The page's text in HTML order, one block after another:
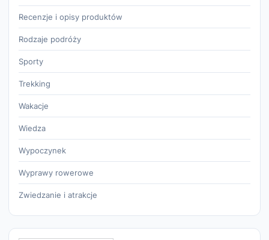
Recenzje i opisy produktów
Rodzaje podróży
Sporty
Trekking
Wakacje
Wiedza
Wypoczynek
Wyprawy rowerowe
Zwiedzanie i atrakcje